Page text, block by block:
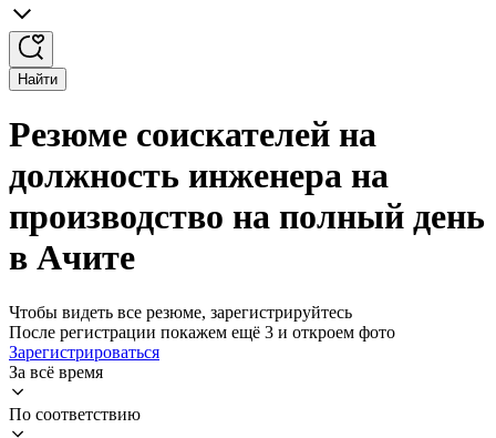
Найти
Резюме соискателей на
должность инженера на
производство на полный день
в Ачите
Чтобы видеть все резюме, зарегистрируйтесь
После регистрации покажем ещё 3 и откроем фото
Зарегистрироваться
За всё время
По соответствию